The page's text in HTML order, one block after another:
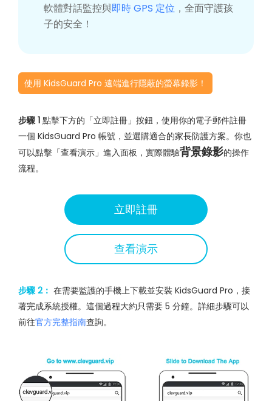
軟體對話監控與即時 GPS 定位 ，全面守護孩
子的安全！
使用 KidsGuard Pro 遠端進行隱蔽的螢幕錄影！
步驟 1 點擊下方的「立即註冊」按鈕，使用你的電子郵件註冊
一個 KidsGuard Pro 帳號，並選購適合的家長防護方案。你也
可以點擊「查看演示」進入面板，實際體驗背景錄影的操作
流程。
立即註冊
查看演示
步驟 2： 在需要監護的手機上下載並安裝 KidsGuard Pro，接
著完成系統授權。這個過程大約只需要 5 分鐘。詳細步驟可以
前往官方完整指南查詢。